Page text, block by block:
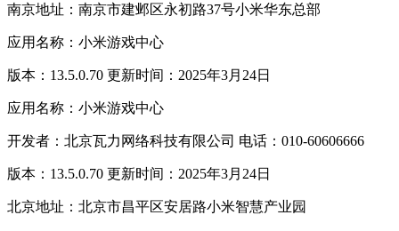
南京地址：南京市建邺区永初路37号小米华东总部
应用名称：小米游戏中心
版本：13.5.0.70 更新时间：2025年3月24日
应用名称：小米游戏中心
开发者：北京瓦力网络科技有限公司 电话：010-60606666
版本：13.5.0.70 更新时间：2025年3月24日
北京地址：北京市昌平区安居路小米智慧产业园